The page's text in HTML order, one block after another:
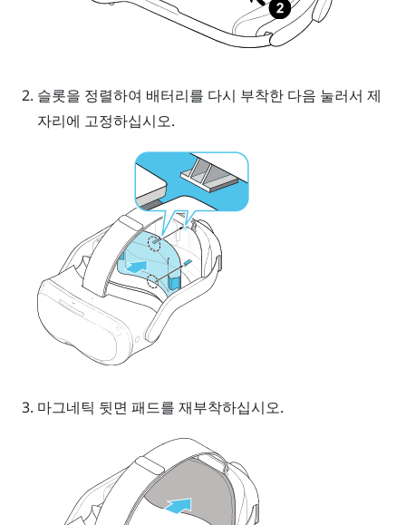
슬롯을 정렬하여 배터리를 다시 부착한 다음 눌러서 제
자리에 고정하십시오.
마그네틱 뒷면 패드를 재부착하십시오.